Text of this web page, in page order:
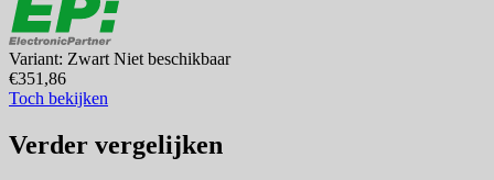
Variant: Zwart Niet beschikbaar
€351,86
Toch bekijken
Verder vergelijken